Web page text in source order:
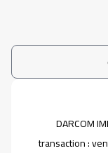
DARCOM
transaction :